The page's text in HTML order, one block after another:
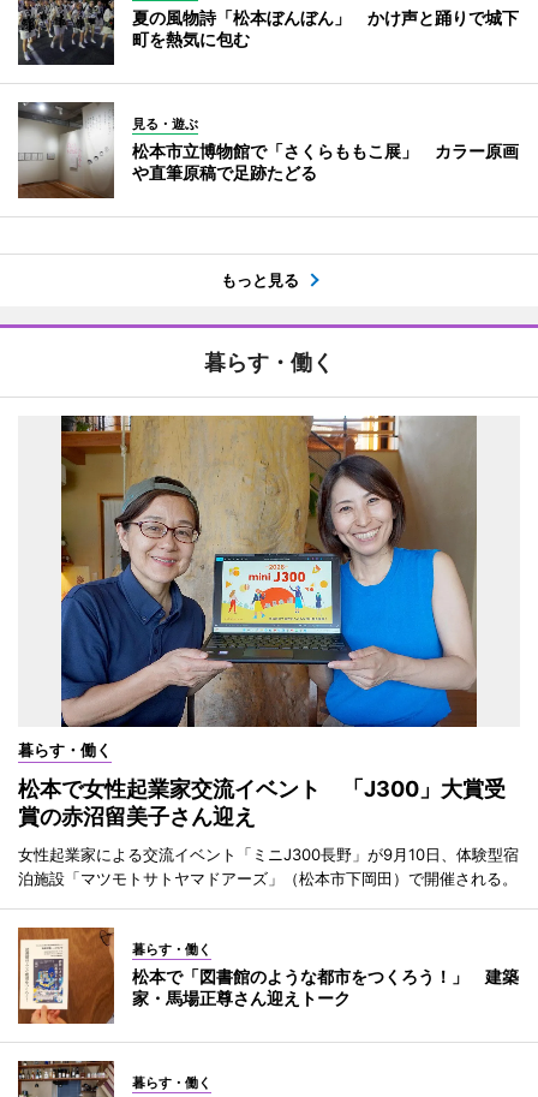
夏の風物詩「松本ぼんぼん」 かけ声と踊りで城下
町を熱気に包む
見る・遊ぶ
松本市立博物館で「さくらももこ展」 カラー原画
や直筆原稿で足跡たどる
もっと見る
暮らす・働く
暮らす・働く
松本で女性起業家交流イベント 「J300」大賞受
賞の赤沼留美子さん迎え
女性起業家による交流イベント「ミニJ300長野」が9月10日、体験型宿
泊施設「マツモトサトヤマドアーズ」（松本市下岡田）で開催される。
暮らす・働く
松本で「図書館のような都市をつくろう！」 建築
家・馬場正尊さん迎えトーク
暮らす・働く